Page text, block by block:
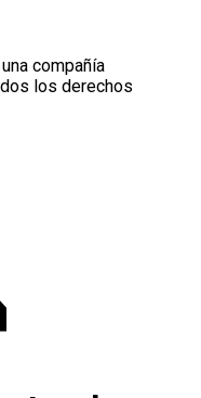
compañía
los derechos